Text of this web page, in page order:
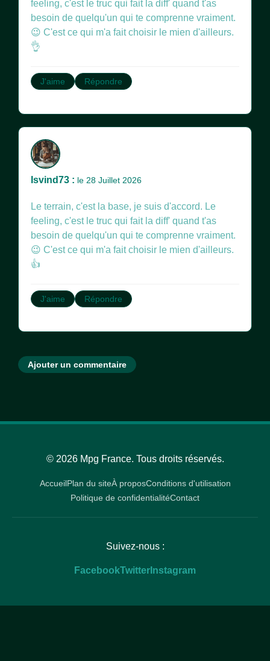
feeling, c'est le truc qui fait la diff' quand t'as
besoin de quelqu'un qui te comprenne vraiment.
😉 C'est ce qui m'a fait choisir le mien d'ailleurs.
👌
J'aime Répondre
Isvind73 : le 28 Juillet 2026
Le terrain, c'est la base, je suis d'accord. Le
feeling, c'est le truc qui fait la diff' quand t'as
besoin de quelqu'un qui te comprenne vraiment.
😉 C'est ce qui m'a fait choisir le mien d'ailleurs.
👍
J'aime Répondre
Ajouter un commentaire
© 2026 Mpg France. Tous droits réservés.
AccueilPlan du siteÀ proposConditions d'utilisation
Politique de confidentialitéContact
Suivez-nous :
FacebookTwitter Instagram